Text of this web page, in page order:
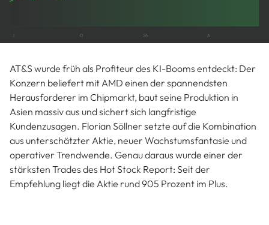
AT&S wurde früh als Profiteur des KI-Booms entdeckt: Der
Konzern beliefert mit AMD einen der spannendsten
Herausforderer im Chipmarkt, baut seine Produktion in
Asien massiv aus und sichert sich langfristige
Kundenzusagen. Florian Söllner setzte auf die Kombination
aus unterschätzter Aktie, neuer Wachstumsfantasie und
operativer Trendwende. Genau daraus wurde einer der
stärksten Trades des Hot Stock Report: Seit der
Empfehlung liegt die Aktie rund 905 Prozent im Plus.